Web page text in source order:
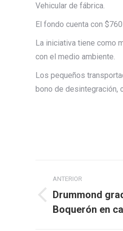
Vehicular de fábrica.
El fondo cuenta con
La iniciativa tiene como
con el medio ambiente.
Los pequeños
bono de desintegración,
entre
publicaciones
ANTERIOR
Publicación
anterior:
Drummond
Boquerón en